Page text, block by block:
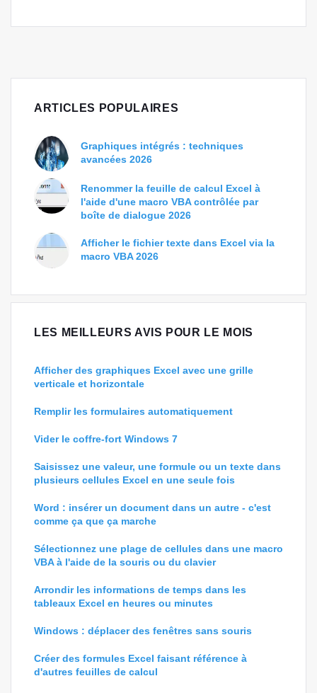
ARTICLES POPULAIRES
Graphiques intégrés : techniques
avancées 2026
Renommer la feuille de calcul Excel à
l'aide d'une macro VBA contrôlée par
boîte de dialogue 2026
Afficher le fichier texte dans Excel via la
macro VBA 2026
LES MEILLEURS AVIS POUR LE MOIS
Afficher des graphiques Excel avec une grille
verticale et horizontale
Remplir les formulaires automatiquement
Vider le coffre-fort Windows 7
Saisissez une valeur, une formule ou un texte dans
plusieurs cellules Excel en une seule fois
Word : insérer un document dans un autre - c'est
comme ça que ça marche
Sélectionnez une plage de cellules dans une macro
VBA à l'aide de la souris ou du clavier
Arrondir les informations de temps dans les
tableaux Excel en heures ou minutes
Windows : déplacer des fenêtres sans souris
Créer des formules Excel faisant référence à
d'autres feuilles de calcul